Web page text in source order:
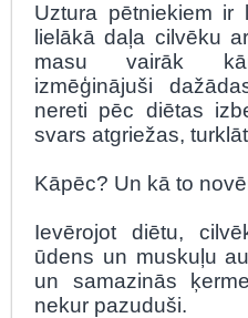
Uztura pētniekiem ir
lielākā daļa cilvēku
masu vairāk
izmēģinājuši
nereti pēc diētas
svars atgriežas,
Kāpēc? Un kā to
Ievērojot diētu,
ūdens un muskuļu
un samazinās
nekur pazuduši.